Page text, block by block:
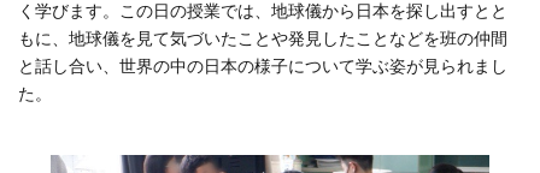
く学びます。この日の授業では、地球儀から日本を探し出すとと
もに、地球儀を見て気づいたことや発見したことなどを班の仲間
と話し合い、世界の中の日本の様子について学ぶ姿が見られまし
た。